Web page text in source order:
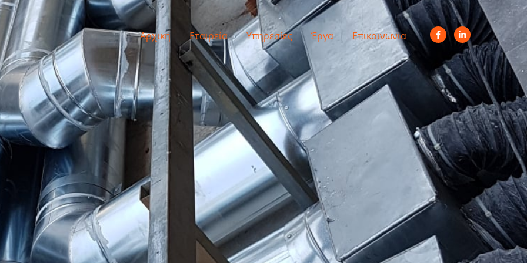
Αρχική Εταιρεία Υπηρεσίες Έργα Επικοινωνία